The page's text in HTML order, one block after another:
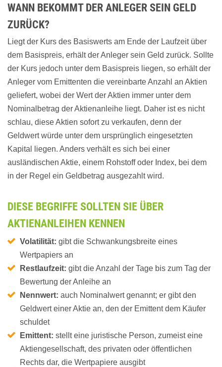
WANN BEKOMMT DER ANLEGER SEIN GELD
ZURÜCK?
Liegt der Kurs des Basiswerts am Ende der Laufzeit über
dem Basispreis, erhält der Anleger sein Geld zurück. Sollte
der Kurs jedoch unter dem Basispreis liegen, so erhält der
Anleger vom Emittenten die vereinbarte Anzahl an Aktien
geliefert, wobei der Wert der Aktien immer unter dem
Nominalbetrag der Aktienanleihe liegt. Daher ist es nicht
schlau, diese Aktien sofort zu verkaufen, denn der
Geldwert würde unter dem ursprünglich eingesetzten
Kapital liegen. Anders verhält es sich bei einer
ausländischen Aktie, einem Rohstoff oder Index, bei dem
in der Regel ein Geldbetrag ausgezahlt wird.
DIESE BEGRIFFE SOLLTEN SIE ÜBER
AKTIENANLEIHEN KENNEN
Volatilität: gibt die Schwankungsbreite eines
Wertpapiers an
Restlaufzeit: gibt die Anzahl der Tage bis zum Tag der
Bewertung der Anleihe an
Nennwert: auch Nominalwert genannt; er gibt den
Geldwert einer Aktie an, den der Emittent dem Käufer
schuldet
Emittent: stellt eine juristische Person, zumeist eine
Aktiengesellschaft, des privaten oder öffentlichen
Rechts dar, die Wertpapiere ausgibt